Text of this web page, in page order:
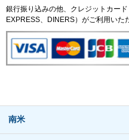
銀行振り込みの他、クレジットカー
EXPRESS、DINERS）がご利用いた
南米